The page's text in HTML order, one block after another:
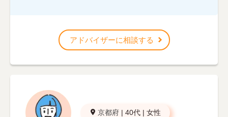
アドバイザーに相談する
京都府 | 40代 | 女性